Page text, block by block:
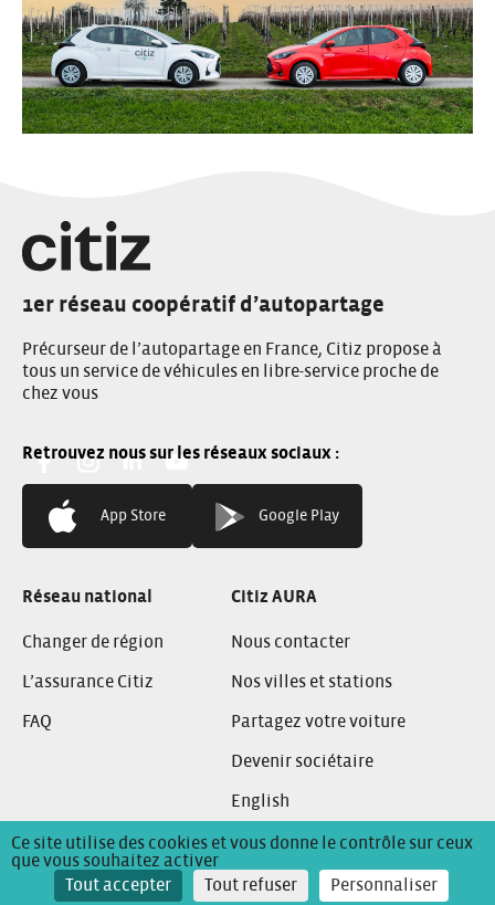
1er réseau coopératif d’autopartage
Précurseur de l’autopartage en France, Citiz propose à
tous un service de véhicules en libre-service proche de
chez vous
App Store Google Play
Réseau national
Changer de région
L’assurance Citiz
FAQ
Citiz AURA
Nous contacter
Nos villes et stations
Partagez votre voiture
Devenir sociétaire
English
Conditions Générales de Location
Mentions Légales
Politique de confidentialité
Ce site utilise des cookies et vous donne le contrôle sur ceux
que vous souhaitez activer
Tout accepter
Tout refuser Personnaliser